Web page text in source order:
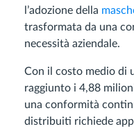
l’adozione della
trasformata da una
necessità aziendale.
Con il costo medio di
raggiunto i 4,88
una conformità
distribuiti richiede